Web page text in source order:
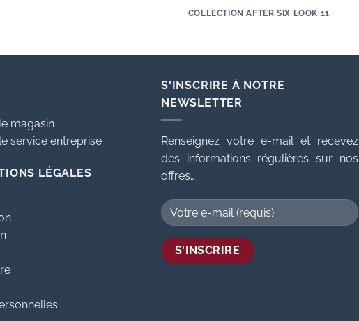
COLLECTION AFTER SIX LOOK 11
magasin
service entreprise
LÉGALES
S'INSCRIRE À NOTRE
NEWSLETTER
Renseignez votre e-mail et recevez
des informations régulières sur nos
offres…